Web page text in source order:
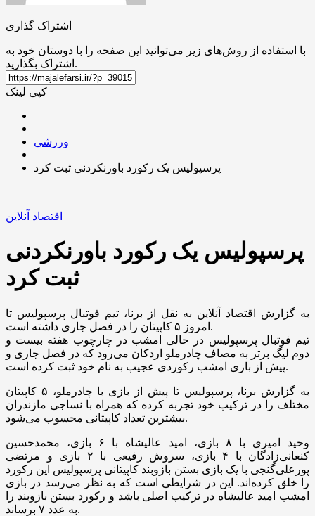
اشتراک گذاری
با استفاده از روش‌های زیر می‌توانید این صفحه را با دوستان خود به
اشتراک بگذارید.
کپی لینک
ورزشی
پرسپولیس یک رکورد باورنکردنی ثبت کرد
اقتصاد آنلاین
پرسپولیس یک رکورد باورنکردنی
ثبت کرد
به گزارش اقتصاد آنلاین به نقل از برنا، تیم فوتبال پرسپولیس تا
امروز ۵ کاپیتان را در فصل جاری داشته است.
تیم فوتبال پرسپولیس در حالی امشب در چارچوب هفته بیست و
دوم لیگ برتر به مصاف چادرملو اردکان می‌رود که در فصل جاری و
پیش از بازی امشب رکوردی عجیب به نام خود ثبت کرده است.
به گزارش برنا، پرسپولیس تا پیش از بازی با چادرملو، ۵ کاپیتان
مختلف را در ترکیب خود تجربه کرده که همراه با نساجی مازندران
بیشترین تعداد کاپیتانی محسوب می‌شود.
وحید امیری با ۸ بازی، امید عالیشاه با ۶ بازی، محمدحسین
کنعانی‌زادگان با ۴ بازی، سروش رفیعی با ۲ بازی و مرتضی
پورعلی‌گنجی با یک بازی بستن بازوبند کاپیتانی پرسپولیس این رکورد
را خلق کرده‌اند. این در شرایطی است که به نظر می‌رسد در بازی
امشب امید عالیشاه در ترکیب اصلی باشد و رکورد بستن بازوبند را
به عدد ۷ برساند.